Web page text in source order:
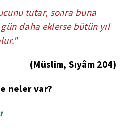
tutar, sonra buna
daha eklerse bütün yıl
(Müslim, Sıyâm 204)
neler var?